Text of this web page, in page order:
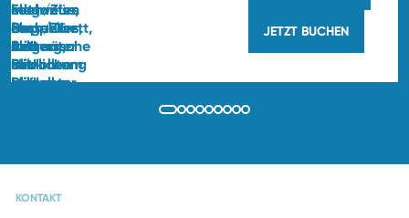
JETZT BUCHEN
KONTAKT